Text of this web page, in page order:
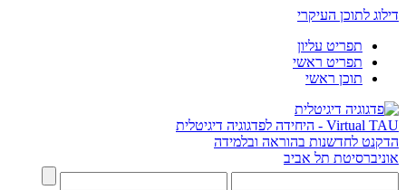
דילוג לתוכן העיקרי
תפריט עליון
תפריט ראשי
תוכן ראשי
Virtual TAU - היחידה לפדגוגיה דיגיטלית
הדקנט לחדשנות בהוראה ובלמידה
אוניברסיטת תל אביב